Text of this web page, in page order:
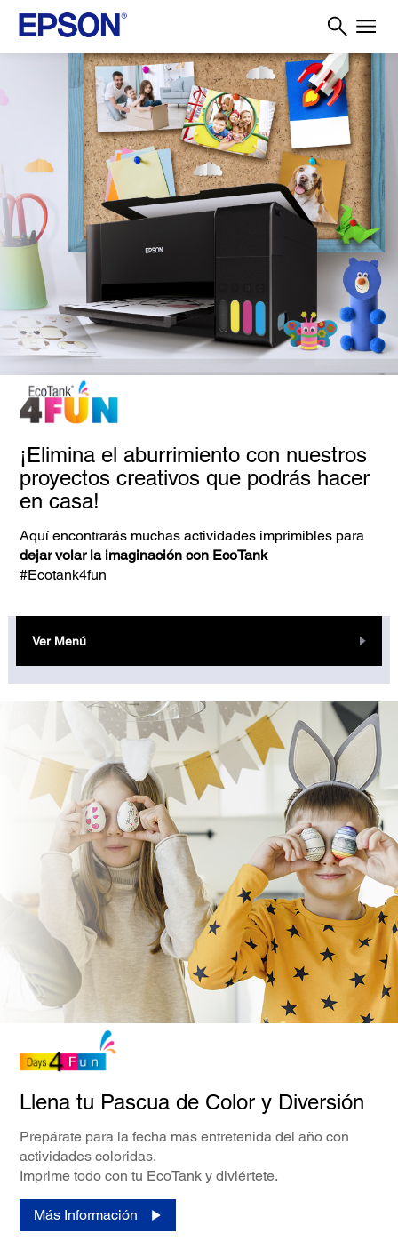
¡Elimina el aburrimiento con nuestros
proyectos creativos que podrás hacer
en casa!
Aquí encontrarás muchas actividades imprimibles para
dejar volar la imaginación con EcoTank
#Ecotank4fun
Ver Menú
Llena tu Pascua de Color y Diversión
Prepárate para la fecha más entretenida del año con
actividades coloridas.
Imprime todo con tu EcoTank y diviértete.
Más Información